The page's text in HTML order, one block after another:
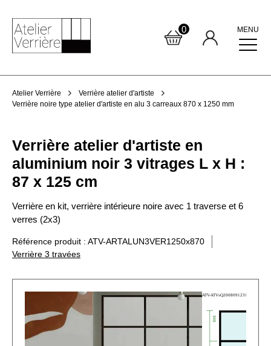
0 MENU
Atelier Verrière
Verrière atelier d'artiste
Verrière noire type atelier d'artiste en alu 3 carreaux 870 x 1250 mm
Verrière atelier d'artiste en
aluminium noir 3 vitrages L x H :
87 x 125 cm
Verrière en kit, verrière intérieure noire avec 1 traverse et 6
verres (2x3)
Référence produit : ATV-ARTALUN3VER1250x870
Verrière 3 travées